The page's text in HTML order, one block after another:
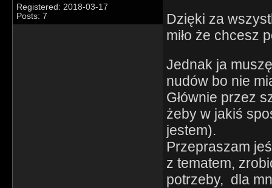
Registered: 2018-03-17
Posts: 7
Dzięki za
miło że chcesz
Jednak ja
nudów bo nie
Głównie przez
żeby w jakiś
jestem).
Przepraszam
z tematem,
potrzeby, dla